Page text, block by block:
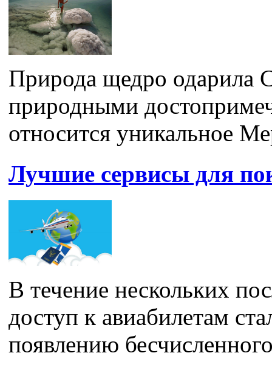
Природа щедро одарила
природными
относится уникальное
Лучшие сервисы для
В течение нескольких
доступ к авиабилетам
появлению